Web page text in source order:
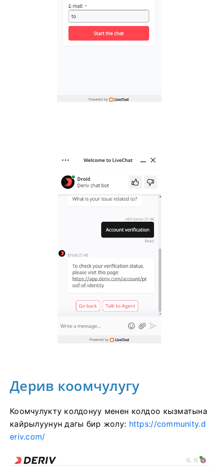
Дерив коомчулугу
Коомчулукту колдонуу менен колдоо кызматына
кайрылуунун дагы бир жолу: https://community.d
eriv.com/